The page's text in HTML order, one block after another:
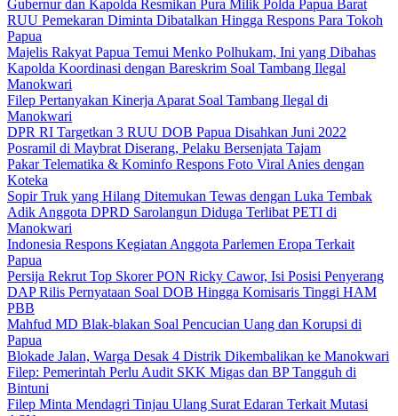
Gubernur dan Kapolda Resmikan Pura Milik Polda Papua Barat
RUU Pemekaran Diminta Dibatalkan Hingga Respons Para Tokoh
Papua
Majelis Rakyat Papua Temui Menko Polhukam, Ini yang Dibahas
Kapolda Koordinasi dengan Bareskrim Soal Tambang Ilegal
Manokwari
Filep Pertanyakan Kinerja Aparat Soal Tambang Ilegal di
Manokwari
DPR RI Targetkan 3 RUU DOB Papua Disahkan Juni 2022
Posramil di Maybrat Diserang, Pelaku Bersenjata Tajam
Pakar Telematika & Kominfo Respons Foto Viral Anies dengan
Koteka
Sopir Truk yang Hilang Ditemukan Tewas dengan Luka Tembak
Adik Anggota DPRD Sarolangun Diduga Terlibat PETI di
Manokwari
Indonesia Respons Kegiatan Anggota Parlemen Eropa Terkait
Papua
Persija Rekrut Top Skorer PON Ricky Cawor, Isi Posisi Penyerang
DAP Rilis Pernyataan Soal DOB Hingga Komisaris Tinggi HAM
PBB
Mahfud MD Blak-blakan Soal Pencucian Uang dan Korupsi di
Papua
Blokade Jalan, Warga Desak 4 Distrik Dikembalikan ke Manokwari
Filep: Pemerintah Perlu Audit SKK Migas dan BP Tangguh di
Bintuni
Filep Minta Mendagri Tinjau Ulang Surat Edaran Terkait Mutasi